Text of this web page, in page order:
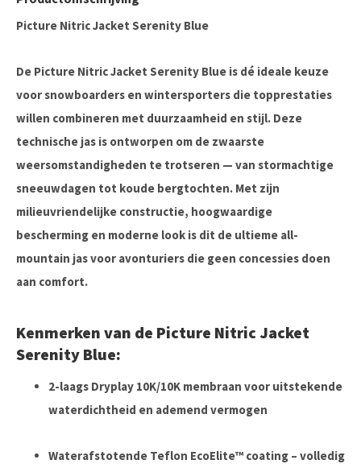
Picture Nitric Jacket Serenity Blue
De Picture Nitric Jacket Serenity Blue is dé ideale keuze
voor snowboarders en wintersporters die topprestaties
willen combineren met duurzaamheid en stijl. Deze
technische jas is ontworpen om de zwaarste
weersomstandigheden te trotseren — van stormachtige
sneeuwdagen tot koude bergtochten. Met zijn
milieuvriendelijke constructie, hoogwaardige
bescherming en moderne look is dit de ultieme all-
mountain jas voor avonturiers die geen concessies doen
aan comfort.
Kenmerken van de Picture Nitric Jacket
Serenity Blue:
2-laags Dryplay 10K/10K membraan voor uitstekende
waterdichtheid en ademend vermogen
Waterafstotende Teflon EcoElite™ coating – volledig